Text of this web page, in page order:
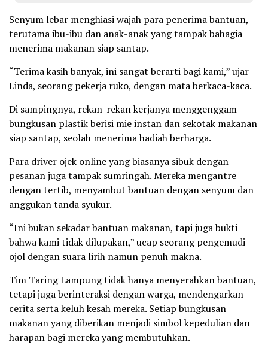
Senyum lebar menghiasi wajah para penerima bantuan,
terutama ibu-ibu dan anak-anak yang tampak bahagia
menerima makanan siap santap.
“Terima kasih banyak, ini sangat berarti bagi kami,” ujar
Linda, seorang pekerja ruko, dengan mata berkaca-kaca.
Di sampingnya, rekan-rekan kerjanya menggenggam
bungkusan plastik berisi mie instan dan sekotak makanan
siap santap, seolah menerima hadiah berharga.
Para driver ojek online yang biasanya sibuk dengan
pesanan juga tampak sumringah. Mereka mengantre
dengan tertib, menyambut bantuan dengan senyum dan
anggukan tanda syukur.
“Ini bukan sekadar bantuan makanan, tapi juga bukti
bahwa kami tidak dilupakan,” ucap seorang pengemudi
ojol dengan suara lirih namun penuh makna.
Tim Taring Lampung tidak hanya menyerahkan bantuan,
tetapi juga berinteraksi dengan warga, mendengarkan
cerita serta keluh kesah mereka. Setiap bungkusan
makanan yang diberikan menjadi simbol kepedulian dan
harapan bagi mereka yang membutuhkan.